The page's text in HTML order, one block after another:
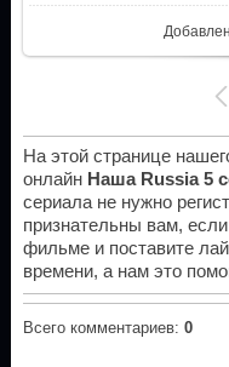
На этой странице
онлайн Наша Russia 5
сериала не нужно
признательны вам,
фильме и поставите
времени, а нам это
Всего комментариев: 0